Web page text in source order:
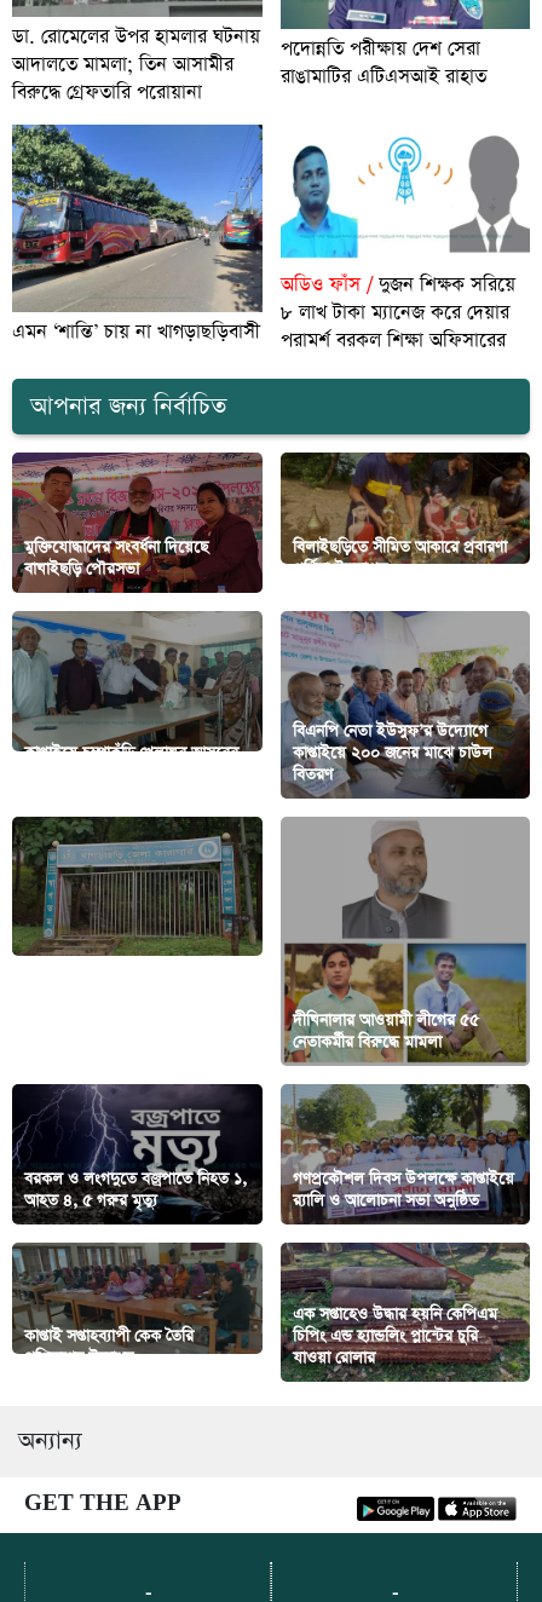
ডা. রোমেলের উপর হামলার ঘটনায়
আদালতে মামলা; তিন আসামীর
বিরুদ্ধে গ্রেফতারি পরোয়ানা
পদোন্নতি পরীক্ষায় দেশ সেরা
রাঙামাটির এটিএসআই রাহাত
এমন ‘শান্তি’ চায় না খাগড়াছড়িবাসী
অডিও ফাঁস /দুজন শিক্ষক সরিয়ে
৮ লাখ টাকা ম্যানেজ করে দেয়ার
পরামর্শ বরকল শিক্ষা অফিসারের
আপনার জন্য নির্বাচিত
মুক্তিযোদ্ধাদের সংবর্ধনা দিয়েছে
বাঘাইছড়ি পৌরসভা
বিলাইছড়িতে সীমিত আকারে প্রবারণা
পূর্ণিমা উদযাপন
কাপ্তাইয়ে চম্পাকুঁড়ি খেলাঘর আসরের
বিএনপি নেতা ইউসুফ’র উদ্যোগে
কাপ্তাইয়ে ২০০ জনের মাঝে চাউল
বিতরণ
দীঘিনালার আওয়ামী লীগের ৫৫
নেতাকর্মীর বিরুদ্ধে মামলা
বরকল ও লংগদুতে বজ্রপাতে নিহত ১,
আহত ৪, ৫ গরুর মৃত্যু
গণপ্রকৌশল দিবস উপলক্ষে কাপ্তাইয়ে
র‍্যালি ও আলোচনা সভা অনুষ্ঠিত
কাপ্তাই সপ্তাহব্যাপী কেক তৈরি
প্রশিক্ষণের উদ্বোধন
এক সপ্তাহেও উদ্ধার হয়নি কেপিএম
চিপিং এন্ড হ্যান্ডলিং প্লান্টের চুরি
যাওয়া রোলার
অন্যান্য
GET THE APP
- -